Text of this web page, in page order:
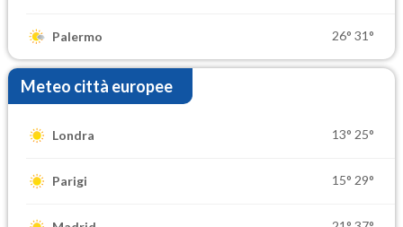
Palermo 26° 31°
Meteo città europee
Londra 13° 25°
Parigi 15° 29°